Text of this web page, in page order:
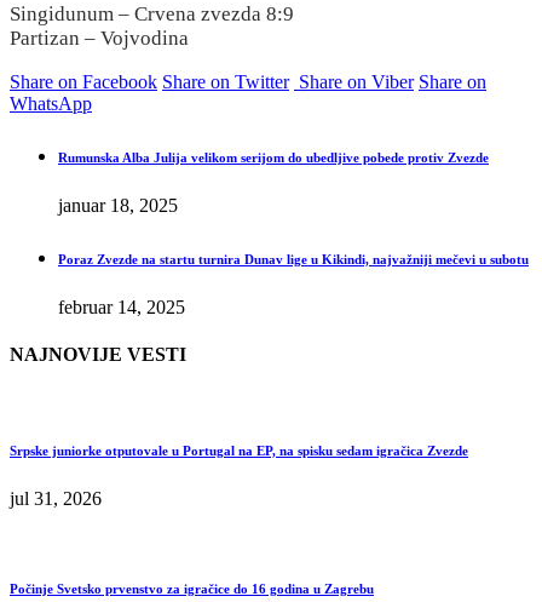
Singidunum – Crvena zvezda 8:9
Partizan – Vojvodina
Share on Facebook Share on Twitter Share on Viber Share on
WhatsApp
Rumunska Alba Julija velikom serijom do ubedljive pobede protiv Zvezde
januar 18, 2025
Poraz Zvezde na startu turnira Dunav lige u Kikindi, najvažniji mečevi u subotu
februar 14, 2025
NAJNOVIJE VESTI
Srpske juniorke otputovale u Portugal na EP, na spisku sedam igračica Zvezde
jul 31, 2026
Počinje Svetsko prvenstvo za igračice do 16 godina u Zagrebu